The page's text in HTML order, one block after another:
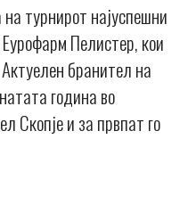
турнирот најуспешни
Пелистер, кои
бранител на
година во
Скопје и за првпат го